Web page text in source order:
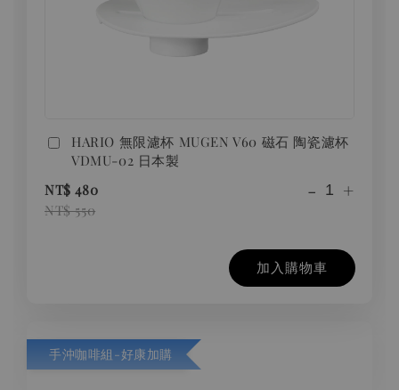
HARIO 無限濾杯 MUGEN V60 磁石 陶瓷濾杯
VDMU-02 日本製
NT$ 480
NT$ 550
- +
加入購物車
手沖咖啡組-好康加購